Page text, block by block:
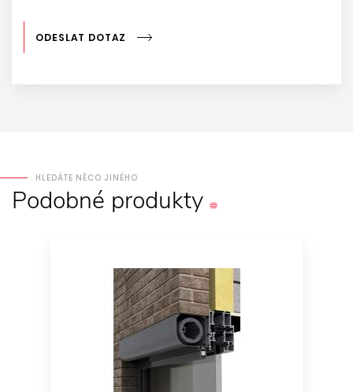
ODESLAT DOTAZ
HLEDÁTE NĚCO JINÉHO
Podobné produkty